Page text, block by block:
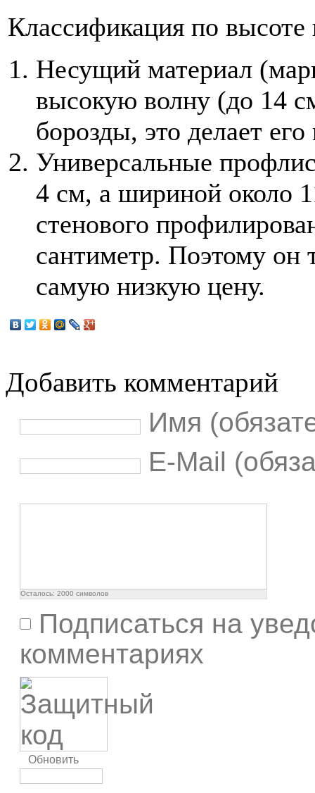
Классификация по
Несущий материал
высокую волну (до 14
борозды, это делает
Универсальные
4 см, а шириной около
стенового
сантиметр. Поэтому он
самую низкую цену.
Добавить комментарий
Имя
E-Mail
Осталось: 2000 символов
Подписаться на
комментариях
Обновить